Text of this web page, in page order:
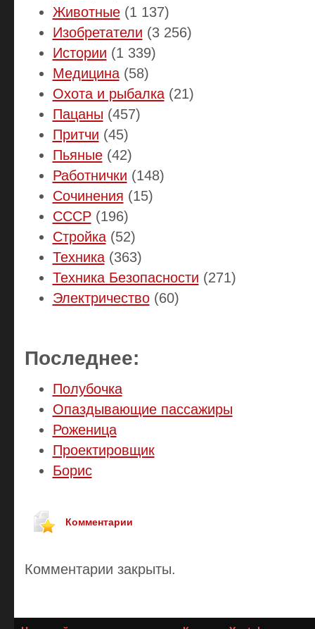
Животные(1 137)
Изобретатели (3 256)
Истории (1 339)
Медицина(58)
Охота и рыбалка(21)
Пацаны (457)
Притчи (45)
Пьяные(42)
Работнички (148)
Сочинения (15)
СССР(196)
Стройка(52)
Техника(363)
Техника Безопасности (271)
Электричество(60)
Последнее:
Полубочка
Опаздывающие пассажиры
Роженица
Проектировщик
Борис
Комментарии
Комментарии закрыты.